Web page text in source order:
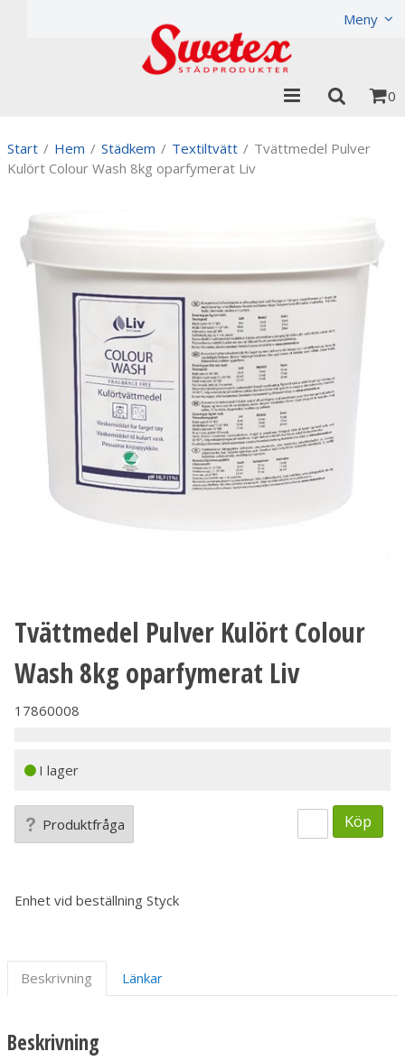
Meny
0
Start / Hem / Städkem / Textiltvätt / Tvättmedel Pulver
Kulört Colour Wash 8kg oparfymerat Liv
Tvättmedel Pulver Kulört Colour
Wash 8kg oparfymerat Liv
17860008
I lager
Produktfråga Köp
Enhet vid beställning Styck
Beskrivning Länkar
Beskrivning